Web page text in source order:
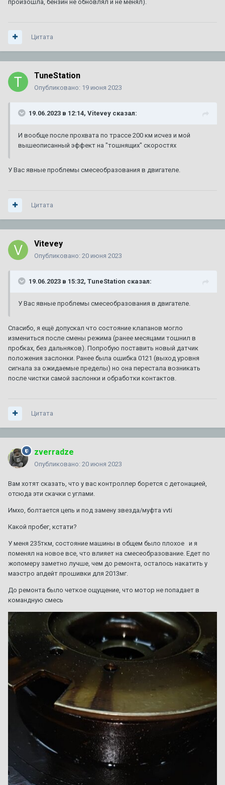
произошла, бензин не обновлял и не менял).
Цитата
TuneStation
Опубликовано: 19 июня 2023
19.06.2023 в 12:14, Vitevey сказал:
И вообще после прохвата по трассе 200 км исчез и мой
вышеописанный эффект на "тошнящих" скоростях
У Вас явные проблемы смесеобразования в двигателе.
Цитата
Vitevey
Опубликовано: 20 июня 2023
19.06.2023 в 15:32, TuneStation сказал:
У Вас явные проблемы смесеобразования в двигателе.
Спасибо, я ещё допускал что состояние клапанов могло
измениться после смены режима (ранее месяцами тошнил в
пробках, без дальняков). Попробую поставить новый датчик
положения заслонки. Ранее была ошибка 0121 (выход уровня
сигнала за ожидаемые пределы) но она перестала возникать
после чистки самой заслонки и обработки контактов.
Цитата
zverradze
Опубликовано: 20 июня 2023
Вам хотят сказать, что у вас контроллер борется с детонацией,
отсюда эти скачки с углами.
Имхо, болтается цепь и под замену звезда/муфта vvti
Какой пробег, кстати?
У меня 235ткм, состояние машины в общем было плохое и я
поменял на новое все, что влияет на смесеобразование. Едет по
жопомеру заметно лучше, чем до ремонта, осталось накатить у
маэстро апдейт прошивки для 2013мг.
До ремонта было четкое ощущение, что мотор не попадает в
командную смесь